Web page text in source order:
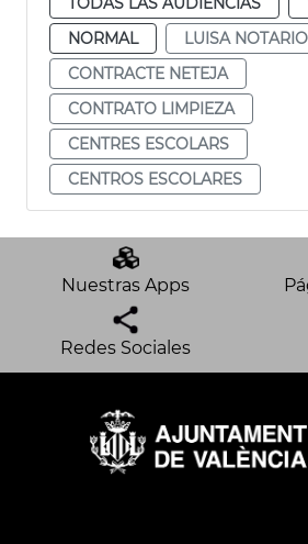
NORMAL
LUISA NOTARIO
CONTRACTE NETEJA
CONTRATO LIMPIEZA
CENTRES ESCOLARS
CENTROS ESCOLARES
Nuestras Apps
Redes Sociales